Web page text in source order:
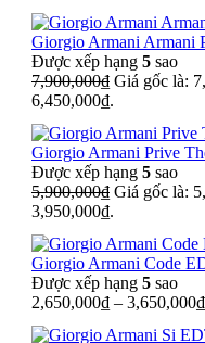
Giorgio Armani Armani
Được xếp hạng 5 sao
7,900,000₫ Giá gốc là:
6,450,000₫.
Giorgio Armani Prive
Được xếp hạng 5 sao
5,900,000₫ Giá gốc là:
3,950,000₫.
Giorgio Armani Code
Được xếp hạng 5 sao
2,650,000₫ – 3,650,000₫